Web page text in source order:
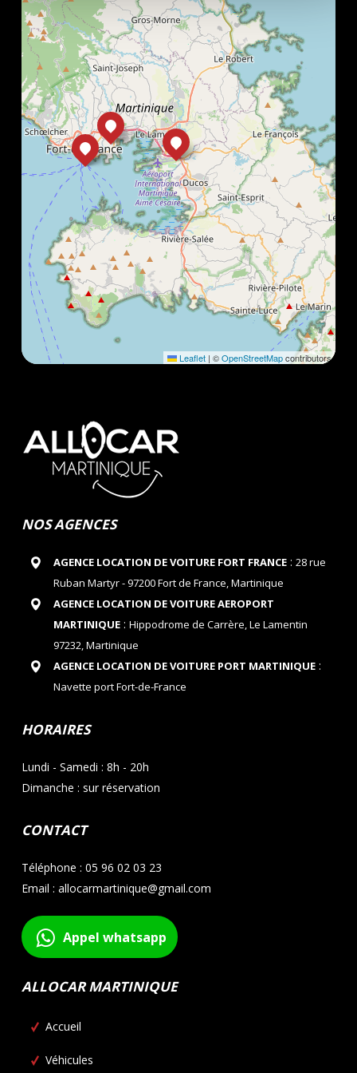
Leaflet | ©OpenStreetMapcontributors
NOS AGENCES
AGENCE LOCATION DE VOITURE FORT FRANCE: 28 rue
Ruban Martyr - 97200 Fort de France, Martinique
AGENCE LOCATION DE VOITURE AEROPORT
MARTINIQUE: Hippodrome de Carrère, Le Lamentin
97232, Martinique
AGENCE LOCATION DE VOITURE PORT MARTINIQUE:
Navette port Fort-de-France
HORAIRES
Lundi - Samedi : 8h - 20h
Dimanche : sur réservation
CONTACT
Téléphone : 05 96 02 03 23
Email : allocarmartinique@gmail.com
Appel whatsapp
ALLOCAR MARTINIQUE
Accueil
Véhicules